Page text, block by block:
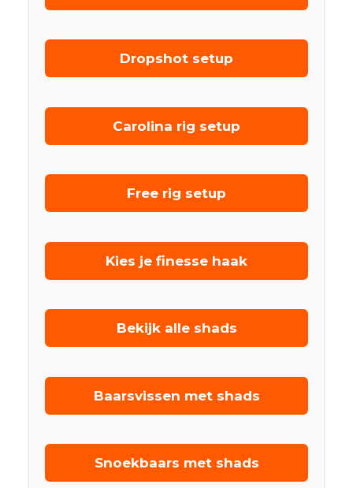
Dropshot setup
Carolina rig setup
Free rig setup
Kies je finesse haak
Bekijk alle shads
Baarsvissen met shads
Snoekbaars met shads